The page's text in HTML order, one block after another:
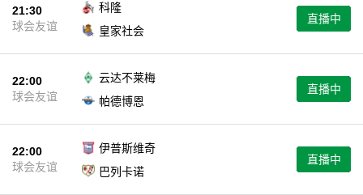
21:30
球会友谊
科隆
皇家社会
直播中
22:00
球会友谊
云达不莱梅
帕德博恩
直播中
22:00
球会友谊
伊普斯维奇
巴列卡诺
直播中